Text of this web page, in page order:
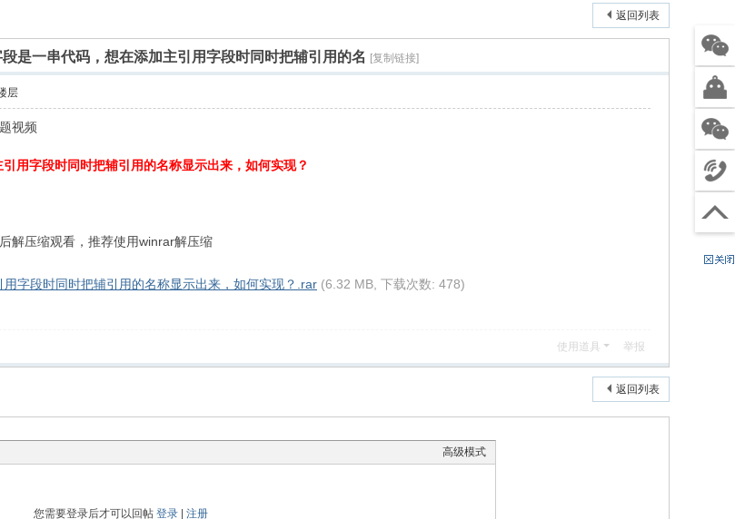
返回列表
是一串代码，想在添加主引用字段时同时把辅引用的名 [复制链接]
层
视频
用字段时同时把辅引用的名称显示出来，如何实现？
解压缩观看，推荐使用winrar解压缩
字段时同时把辅引用的名称显示出来，如何实现？.rar (6.32 MB, 下载次数: 478)
使用道具 举报
返回列表
高级模式
您需要登录后才可以回帖 登录| 注册
售前
微信
智能
客服
关注
微信
电话
沟通
0
6
工
作
时
（
节回到